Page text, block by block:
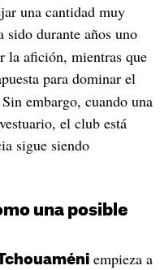
una cantidad muy
sido durante años uno
la afición, mientras que
para dominar el
embargo, cuando una
el club está
sigue siendo
una posible
empieza a